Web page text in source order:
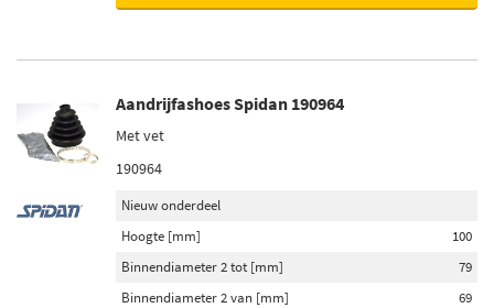
Aandrijfashoes Spidan 190964
Met vet
190964
Nieuw onderdeel
Hoogte [mm]
100
Binnendiameter 2 tot [mm]
79
Binnendiameter 2 van [mm]
69